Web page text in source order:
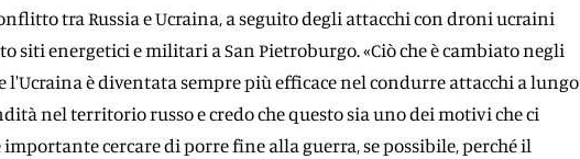
tra Russia e Ucraina, a seguito degli attacchi con droni ucraini
siti energetici e militari a San Pietroburgo. «Ciò che è cambiato negli
l'Ucraina è diventata sempre più efficace nel condurre attacchi a lungo
nel territorio russo e credo che questo sia uno dei motivi che ci
cercare di porre fine alla guerra, se possibile, perché il